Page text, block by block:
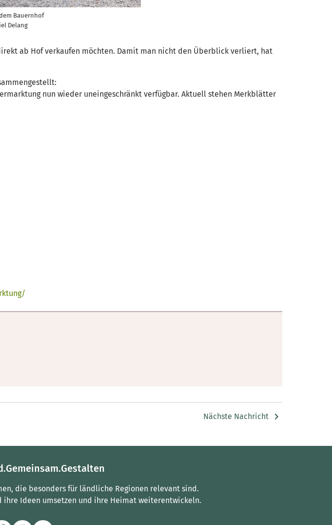
Bauernhof
Delang
ab Hof verkaufen möchten. Damit man nicht den Überblick verliert, hat
nun wieder uneingeschränkt verfügbar. Aktuell stehen Merkblätter
Nächste Nachricht
die besonders für ländliche Regionen relevant sind.
ihre Ideen umsetzen und ihre Heimat weiterentwickeln.